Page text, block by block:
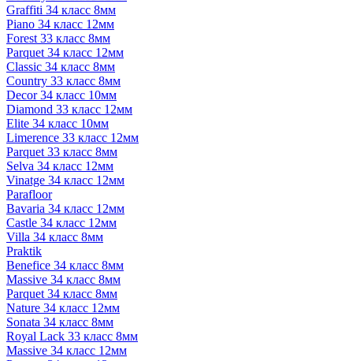
Graffiti 34 класс 8мм
Piano 34 класс 12мм
Forest 33 класс 8мм
Parquet 34 класс 12мм
Classic 34 класс 8мм
Country 33 класс 8мм
Decor 34 класс 10мм
Diamond 33 класс 12мм
Elite 34 класс 10мм
Limerence 33 класс 12мм
Parquet 33 класс 8мм
Selva 34 класс 12мм
Vinatge 34 класс 12мм
Parafloor
Bavaria 34 класс 12мм
Castle 34 класс 12мм
Villa 34 класс 8мм
Praktik
Benefice 34 класс 8мм
Massive 34 класс 8мм
Parquet 34 класс 8мм
Nature 34 класс 12мм
Sonata 34 класс 8мм
Royal Lack 33 класс 8мм
Massive 34 класс 12мм